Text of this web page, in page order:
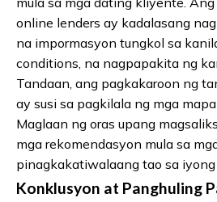
online lenders ay kadalasang
na impormasyon tungkol sa
conditions, na nagpapakita ng
Tandaan, ang pagkakaroon ng
ay susi sa pagkilala ng mga
Maglaan ng oras upang
mga rekomendasyon mula sa
pinagkakatiwalaang tao sa iyong
Konklusyon at Panghuling